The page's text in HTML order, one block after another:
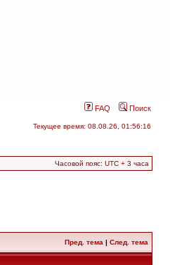
FAQ Поиск
Текущее время: 08.08.26, 01:56:16
Часовой пояс: UTC + 3 часа
Пред. тема | След. тема